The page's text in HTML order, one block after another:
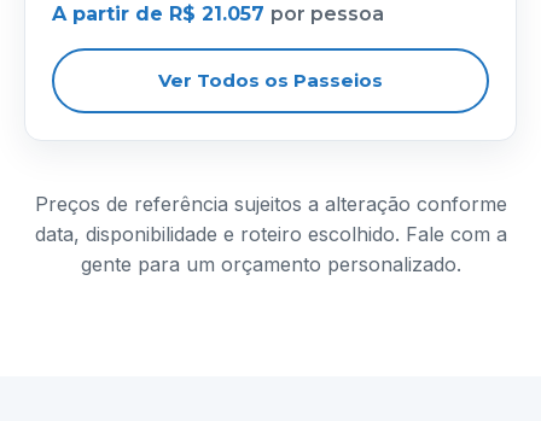
A partir de R$ 21.057 por pessoa
Ver Todos os Passeios
Preços de referência sujeitos a alteração conforme
data, disponibilidade e roteiro escolhido. Fale com a
gente para um orçamento personalizado.